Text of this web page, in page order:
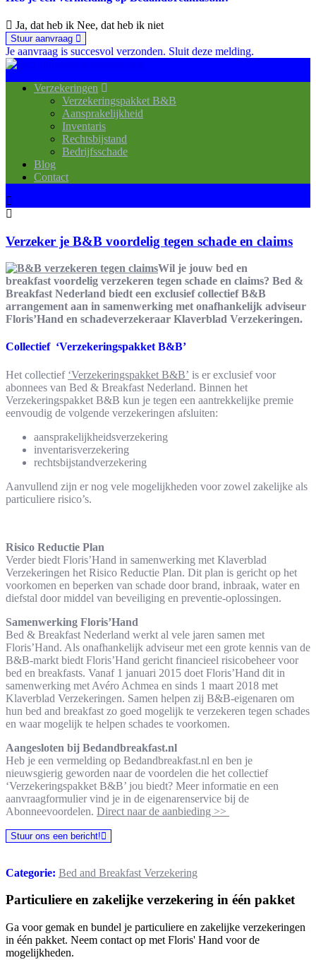
Ja, dat heb ik Nee, dat heb ik niet
Stuur aanvraag
Je aanvraag is succesvol verzonden. Sluit deze melding.
Verzekeringen
Verzekeringspakket B&B
Aansprakelijkheid
Inventaris
Rechtsbijstand
Bedrijfsschade
Blog
Contact
Verzeker je B&B voordelig tegen schade en claims
Wil je jouw bed en
breakfast voordelig verzekeren tegen schade en claims? Bed &
Breakfast Nederland biedt een exclusief collectief B&B
arrangement aan in samenwerking met onafhankelijk adviseur
Floris’Hand en schadeverzekeraar Klaverblad Verzekeringen.
Collectief ‘Verzekeringspakket B&B’
Het collectief ‘Verzekeringspakket B&B’ is er exclusief voor
abonnees van Bed & Breakfast Nederland. Binnen het
Verzekeringspakket B&B kun je tegen een aantrekkelijke premie
eenvoudig de volgende verzekeringen afsluiten:
aansprakelijkheidsverzekering
inventarisverzekering
rechtsbijstandverzekering
Aanvullend zijn er nog vele mogelijkheden voor zowel zakelijke als
particuliere risico’s.
Risico Reductie Plan
Verder biedt Floris’Hand in samenwerking met Klaverblad
Verzekeringen het Risico Reductie Plan. Dit plan is gericht op het
voorkomen en beperken van schade door brand, inbraak, water en
diefstal door middel van beveiliging en preventie-oplossingen.
Samenwerking Floris’Hand
Bed & Breakfast Nederland werkt al vele jaren samen met
Floris’Hand. Als onafhankelijk adviseur met een grote kennis van de
B&B-markt biedt Floris’Hand gericht financieel risicobeheer voor
bed en breakfasts. Vanaf 1 januari 2015 doet Floris’Hand dit in
samenwerking met Avéro Achmea en sinds 1 maart 2018 met
Klaverblad Verzekeringen. Samen helpen zij B&B-eigenaren om
hun bed and breakfast zo goed mogelijk te verzekeren tegen schades
en waar mogelijk te helpen schades te voorkomen.
Aangesloten bij Bedandbreakfast.nl
Heb je een vermelding op Bedandbreakfast.nl en ben je
nieuwsgierig geworden naar de voordelen die het collectief
‘Verzekeringspakket B&B’ jou biedt? Meer informatie en een
aanvraagformulier vind je in de eigenarenservice bij de
Abonneevoordelen. Direct naar de aanbieding >>
Stuur ons een bericht!
Categorie: Bed and Breakfast Verzekering
Particuliere en zakelijke verzekering in één pakket
Ga voor gemak en bundel je particuliere en zakelijke verzekeringen
in één pakket. Neem contact op met Floris' Hand voor de
mogelijkheden.